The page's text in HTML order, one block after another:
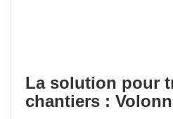
La solution pour
chantiers :